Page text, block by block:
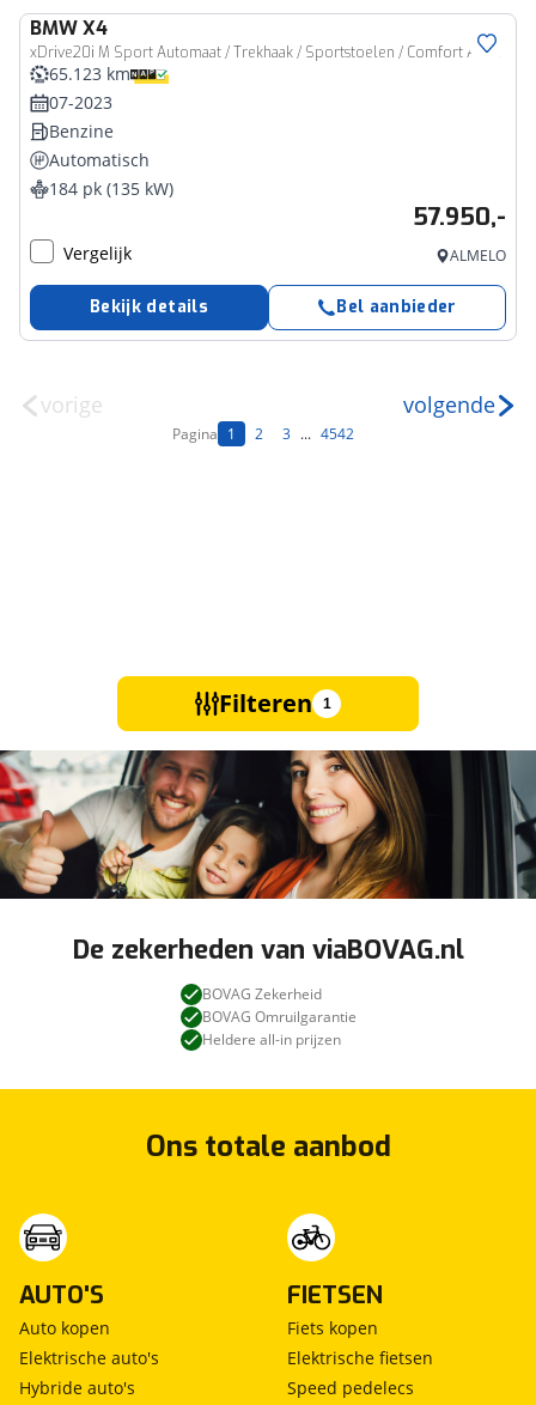
BMWX4
xDrive20i M Sport Automaat / Trekhaak / Sportstoelen / Comfort Access / Head-Up / Adaptieve LED / Parking Assistant Plus
65.123 km
07-2023
Benzine
Automatisch
184 pk (135 kW)
57.950,-
Vergelijk ALMELO
Bekijk details Bel aanbieder
vorige
Pagina 1 2 3 ... 4542
volgende
Filteren 1
De zekerheden van viaBOVAG.nl
BOVAG Zekerheid
BOVAG Omruilgarantie
Heldere all-in prijzen
Ons totale aanbod
AUTO'S
Auto kopen
Elektrische auto's
Hybride auto's
FIETSEN
Fiets kopen
Elektrische fietsen
Speed pedelecs